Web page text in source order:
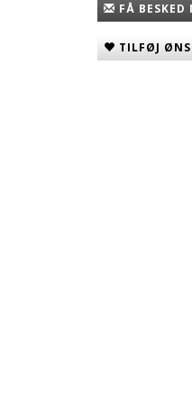
FÅ BESKED
TILFØJ